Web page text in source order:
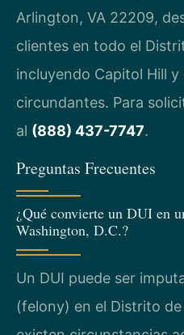
Arlington, VA 22209,
clientes en todo el
incluyendo Capitol Hill
circundantes. Para
al (888) 437-7747.
Preguntas Frecuentes
¿Qué convierte un DUI en
Washington, D.C.?
Un DUI puede ser
(felony) en el Distrito